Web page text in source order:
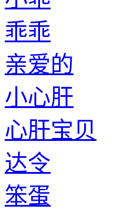
乖乖
亲爱的
小心肝
心肝宝贝
达令
笨蛋